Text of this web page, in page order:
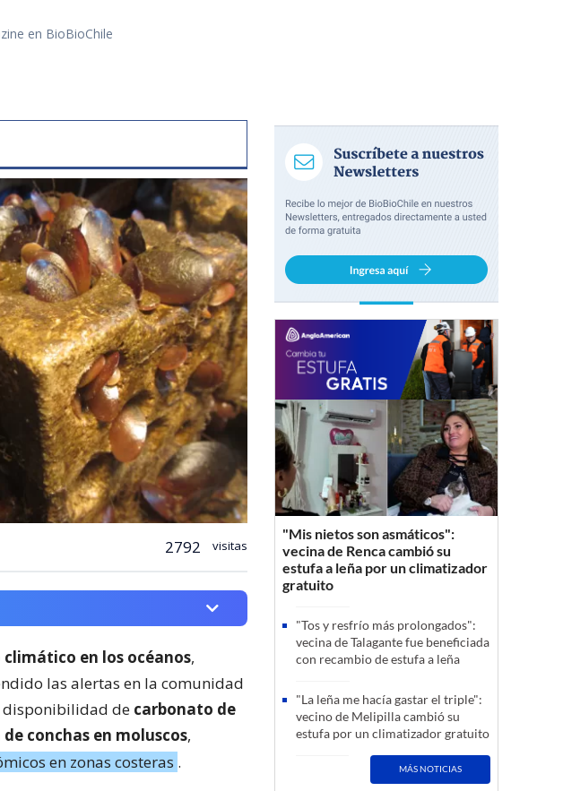
en BioBioChile
2792 visitas
climático en los océanos,
las alertas en la comunidad
disponibilidad de carbonato de
conchas en moluscos,
en zonas costeras .
"Mis nietos son asmáticos":
vecina de Renca cambió su
estufa a leña por un climatizador
gratuito
"Tos y resfrío más prolongados":
vecina de Talagante fue beneficiada
con recambio de estufa a leña
"La leña me hacía gastar el triple":
vecino de Melipilla cambió su
estufa por un climatizador gratuito
MÁS NOTICIAS